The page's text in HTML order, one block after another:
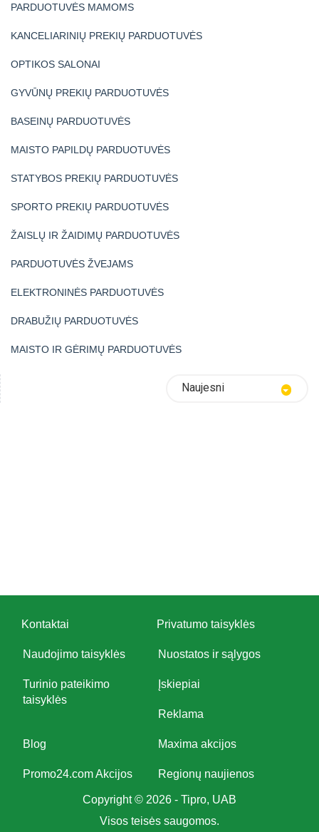
PARDUOTUVĖS MAMOMS
KANCELIARINIŲ PREKIŲ PARDUOTUVĖS
OPTIKOS SALONAI
GYVŪNŲ PREKIŲ PARDUOTUVĖS
BASEINŲ PARDUOTUVĖS
MAISTO PAPILDŲ PARDUOTUVĖS
STATYBOS PREKIŲ PARDUOTUVĖS
SPORTO PREKIŲ PARDUOTUVĖS
ŽAISLŲ IR ŽAIDIMŲ PARDUOTUVĖS
PARDUOTUVĖS ŽVEJAMS
ELEKTRONINĖS PARDUOTUVĖS
DRABUŽIŲ PARDUOTUVĖS
MAISTO IR GĖRIMŲ PARDUOTUVĖS
Naujesni
Kontaktai Privatumo taisyklės
Naudojimo taisyklės Nuostatos ir sąlygos
Turinio pateikimo
taisyklės
Įskiepiai
Reklama
Blog Maxima akcijos
Promo24.com Akcijos Regionų naujienos
Copyright © 2026 - Tipro, UAB
Visos teisės saugomos.